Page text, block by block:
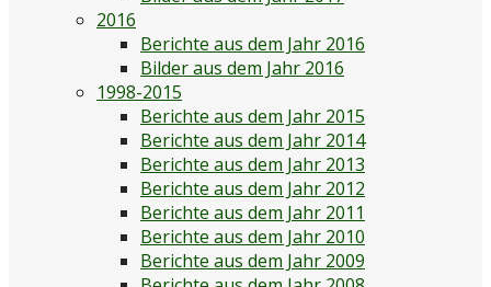
2016
Berichte aus dem Jahr 2016
Bilder aus dem Jahr 2016
1998-2015
Berichte aus dem Jahr 2015
Berichte aus dem Jahr 2014
Berichte aus dem Jahr 2013
Berichte aus dem Jahr 2012
Berichte aus dem Jahr 2011
Berichte aus dem Jahr 2010
Berichte aus dem Jahr 2009